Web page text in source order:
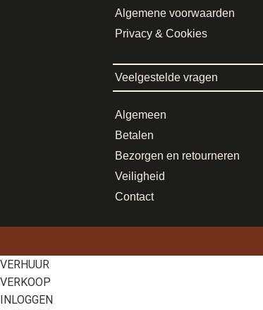
Algemene voorwaarden
Privacy & Cookies
Veelgestelde vragen
Algemeen
Betalen
Bezorgen en retourneren
Veiligheid
Contact
VERHUUR
VERKOOP
INLOGGEN